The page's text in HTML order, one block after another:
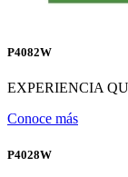
P4082W
EXPERIENCIA
Conoce más
P4028W